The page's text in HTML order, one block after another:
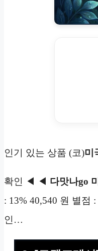
인기 있는 상품 (코)미
확인 ◀ ◀ 다맛나go
: 13% 40,540 원 별점
인…